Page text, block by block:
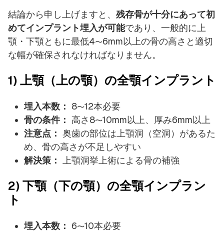
結論から申し上げますと、 残存骨が十分にあって初
めてインプラント埋入が可能であり、一般的に上
顎・下顎ともに最低4〜6mm以上の骨の高さと適切
な幅が確保されなければなりません。
1) 上顎（上の顎）の全顎インプラント
埋入本数：
8〜12本必要
骨の条件：
高さ8〜10mm以上、厚み6mm以上
注意点： 奥歯の部位は上顎洞（空洞）があるた
め、骨の高さが不足しやすい
解決策：
上顎洞挙上術による骨の補強
2) 下顎（下の顎）の全顎インプラン
ト
埋入本数：
6〜10本必要